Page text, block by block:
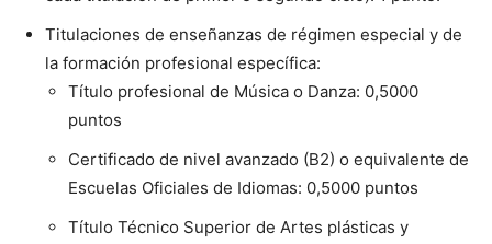
Titulaciones de enseñanzas de régimen especial y de
la formación profesional específica:
Título profesional de Música o Danza: 0,5000
puntos
Certificado de nivel avanzado (B2) o equivalente de
Escuelas Oficiales de Idiomas: 0,5000 puntos
Título Técnico Superior de Artes plásticas y